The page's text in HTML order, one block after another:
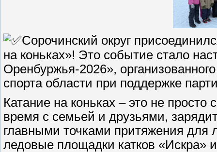
Сорочинский округ
на коньках»! Это событие стало
Оренбуржья-2026»,
спорта области при поддержке
Катание на коньках – это не просто
время с семьей и друзьями,
главными точками притяжения для
ледовые площадки катков «Искра»